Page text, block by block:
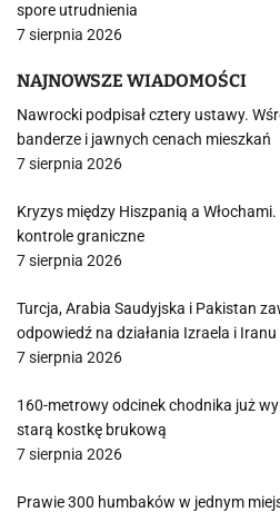
spore utrudnienia
7 sierpnia 2026
NAJNOWSZE WIADOMOŚCI
Nawrocki podpisał cztery ustawy.
banderze i jawnych cenach mieszkań
7 sierpnia 2026
Kryzys między Hiszpanią a
kontrole graniczne
7 sierpnia 2026
Turcja, Arabia Saudyjska i Pakistan
odpowiedź na działania Izraela i Iranu
7 sierpnia 2026
160-metrowy odcinek chodnika już
starą kostkę brukową
7 sierpnia 2026
Prawie 300 humbaków w jednym